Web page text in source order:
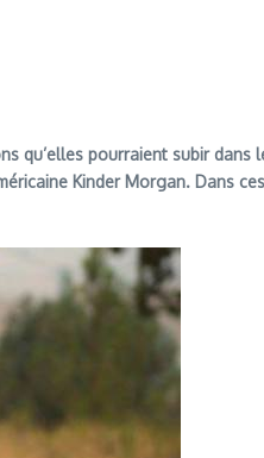
pourraient subir dans
Kinder Morgan. Dans